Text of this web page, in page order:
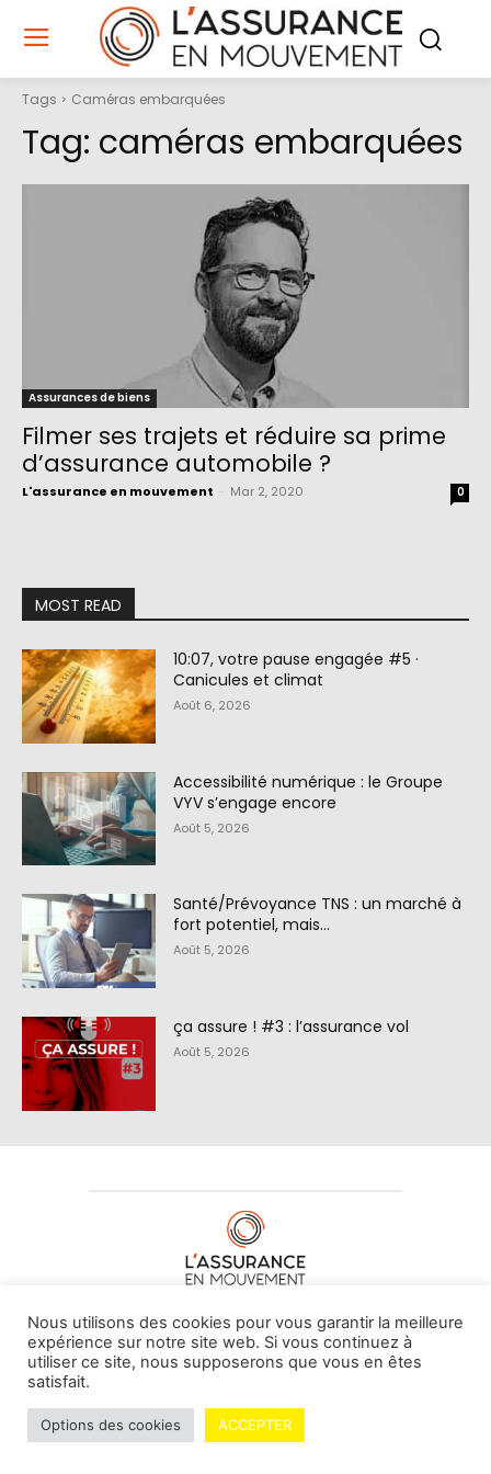
Tags Caméras embarquées
Tag: caméras embarquées
Assurances de biens
Filmer ses trajets et réduire sa prime
d’assurance automobile ?
L'assurance en mouvement Mar 2, 2020 0
MOST READ
10:07, votre pause engagée #5 ·
Canicules et climat
Août 6, 2026
Accessibilité numérique : le Groupe
VYV s’engage encore
Août 5, 2026
Santé/Prévoyance TNS : un marché à
fort potentiel, mais…
Août 5, 2026
ça assure ! #3 : l’assurance vol
Août 5, 2026
À PROPOS DE NOUS•CONTACT
© L'assurance en mouvement -By Vovoxx Média
Mentions légales Contributeurs
Nous utilisons des cookies pour vous garantir la meilleure
expérience sur notre site web. Si vous continuez à
utiliser ce site, nous supposerons que vous en êtes
satisfait.
Options des cookies ACCEPTER